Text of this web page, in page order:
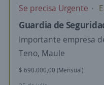
Se precisa Urgente
Guardia de
Importante empresa
Teno, Maule
$ 690.000,00 (Mensual)